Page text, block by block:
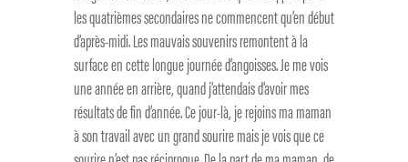
les quatrièmes secondaires ne commencent qu’en début
d’après-midi. Les mauvais souvenirs remontent à la
surface en cette longue journée d’angoisses. Je me vois
une année en arrière, quand j’attendais d’avoir mes
résultats de fin d’année. Ce jour-là, je rejoins ma maman
à son travail avec un grand sourire mais je vois que ce